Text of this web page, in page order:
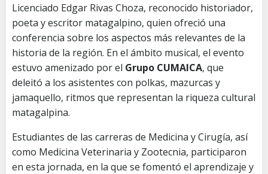
Licenciado Edgar Rivas Choza, reconocido historiador,
poeta y escritor matagalpino, quien ofreció una
conferencia sobre los aspectos más relevantes de la
historia de la región. En el ámbito musical, el evento
estuvo amenizado por el Grupo CUMAICA, que
deleitó a los asistentes con polkas, mazurcas y
jamaquello, ritmos que representan la riqueza cultural
matagalpina.
Estudiantes de las carreras de Medicina y Cirugía, así
como Medicina Veterinaria y Zootecnia, participaron
en esta jornada, en la que se fomentó el aprendizaje y